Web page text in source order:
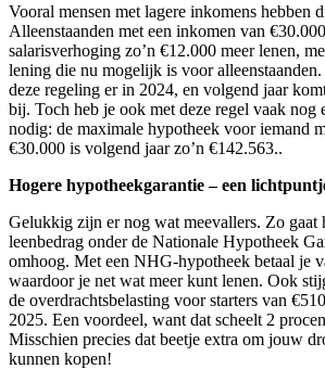
Vooral mensen met lagere inkomens hebben
Alleenstaanden met een inkomen van
salarisverhoging zo’n €12.000 meer lenen,
lening die nu mogelijk is voor
deze regeling er in 2024, en volgend jaar
bij. Toch heb je ook met deze regel vaak nog
nodig: de maximale hypotheek voor iemand
€30.000 is volgend jaar zo’n €142.563..
Hogere hypotheekgarantie – een
Gelukkig zijn er nog wat meevallers. Zo gaat
leenbedrag onder de Nationale Hypotheek
omhoog. Met een NHG-hypotheek betaal je
waardoor je net wat meer kunt lenen. Ook
de overdrachtsbelasting voor starters van
2025. Een voordeel, want dat scheelt 2
Misschien precies dat beetje extra om jouw
kunnen kopen!